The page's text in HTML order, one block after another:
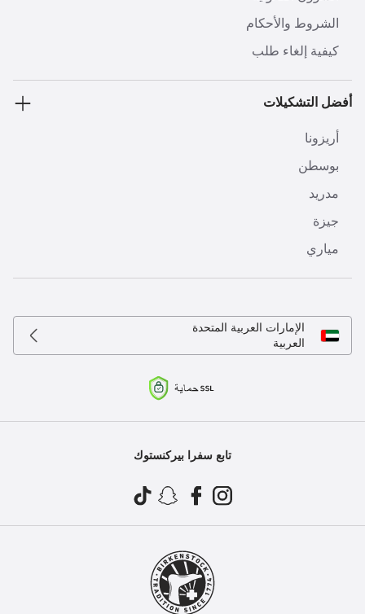
الشروط والأحكام
كيفية إلغاء طلب
أفضل التشكيلات
أريزونا
بوسطن
مدريد
جيزة
مياري
الإمارات العربية المتحدة
العربية
تابع سفرا بيركنستوك